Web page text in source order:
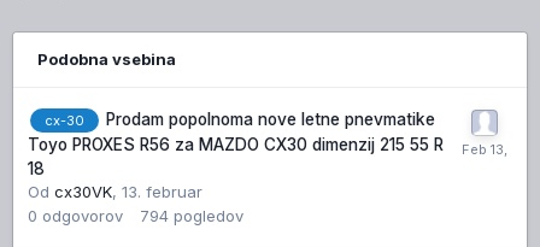
Podobna vsebina
cx-30
Prodam popolnoma nove letne pnevmatike
Toyo PROXES R56 za MAZDO CX30 dimenzij 215 55 R
18
Od cx30VK, 13. februar
0 odgovorov 794 pogledov